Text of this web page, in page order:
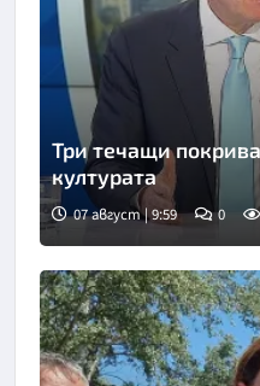
Снимка: БНТ
Три течащи
културата
07 август | 9:59 0